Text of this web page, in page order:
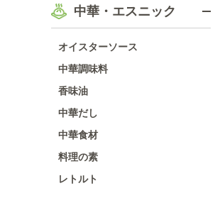
中華・エスニック
オイスターソース
中華調味料
香味油
中華だし
中華食材
料理の素
レトルト